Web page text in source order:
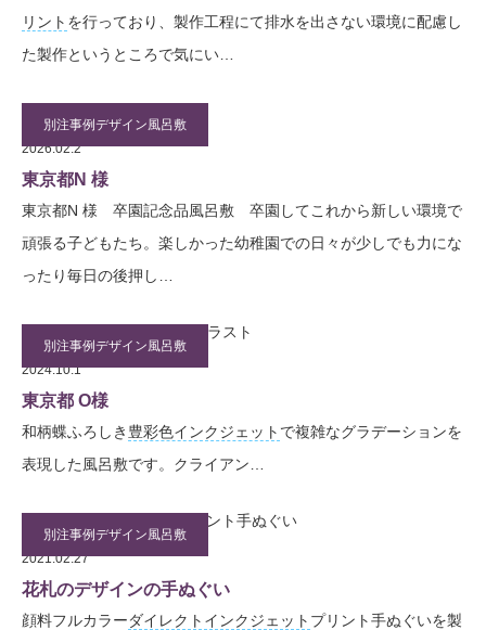
リント を行っており、製作工程にて排水を出さない環境に配慮し
た製作というところで気にい…
別注事例デザイン風呂敷
2026.02.2
東京都N 様
東京都N 様 卒園記念品風呂敷 卒園してこれから新しい環境で
頑張る子どもたち。楽しかった幼稚園での日々が少しでも力にな
ったり毎日の後押し…
別注事例デザイン風呂敷
2024.10.1
東京都 O様
和柄蝶ふろしき 豊彩色インクジェット で複雑なグラデーションを
表現した風呂敷です。クライアン…
別注事例デザイン風呂敷
2021.02.27
花札のデザインの手ぬぐい
顔料フルカラーダイレクト インクジェット プリント手ぬぐいを製